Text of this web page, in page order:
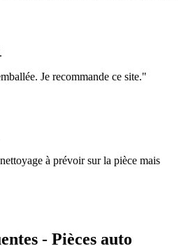
Je recommande ce site."
à prévoir sur la pièce mais
- Pièces auto